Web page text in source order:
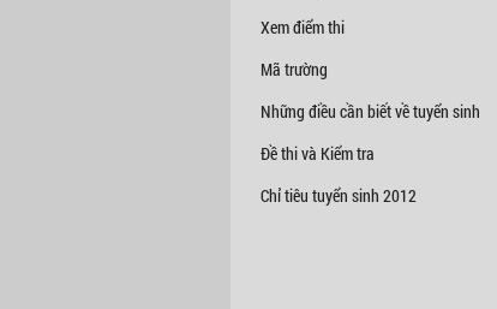
Xem điểm thi
Mã trường
Những điều cần biết về tuyển sinh
Đề thi và Kiểm tra
Chỉ tiêu tuyển sinh 2012